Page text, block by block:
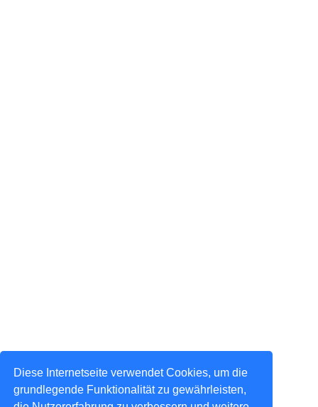
Diese Internetseite verwendet Cookies, um die
grundlegende Funktionalität zu gewährleisten,